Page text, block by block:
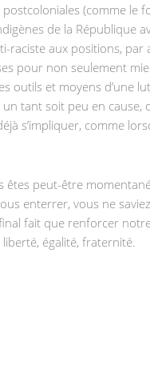
(comme le
de la République
raciste aux positions,
pour non seulement
et moyens d’une
tant soit peu en cause,
s’impliquer, comme
peut-être
enterrer, vous ne
fait que renforcer
égalité, fraternité.